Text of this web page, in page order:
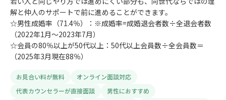
解と仲人のサポートで前に進めることができます。
☆男性成婚率（71.4％）：※成婚率=成婚退会者数÷全退会者数
（2022年1月～2023年7月）
☆会員の80％以上が50代以上：50代以上会員数÷全会員数＝
（2025年3月現在88％）
お見合い料が無料
オンライン面談対応
代表カウンセラーが直接面談
男性におすすめ